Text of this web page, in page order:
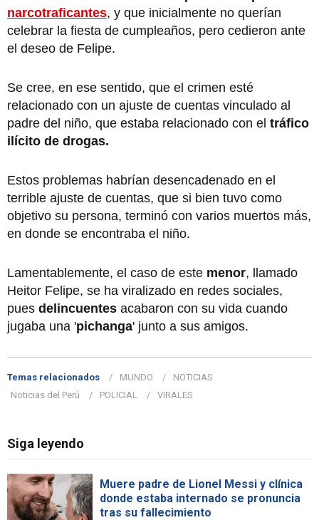
narcotraficantes, y que inicialmente no querían
celebrar la fiesta de cumpleaños, pero cedieron ante
el deseo de Felipe.
Se cree, en ese sentido, que el crimen esté
relacionado con un ajuste de cuentas vinculado al
padre del niño, que estaba relacionado con el tráfico
ilícito de drogas.
Estos problemas habrían desencadenado en el
terrible ajuste de cuentas, que si bien tuvo como
objetivo su persona, terminó con varios muertos más,
en donde se encontraba el niño.
Lamentablemente, el caso de este menor, llamado
Heitor Felipe, se ha viralizado en redes sociales,
pues delincuentes acabaron con su vida cuando
jugaba una 'pichanga' junto a sus amigos.
Temas relacionados MUNDO
NOTICIAS
Noticias del Perú
POLICIAL VIRALES
Siga leyendo
Muere padre de Lionel Messi y clínica
donde estaba internado se pronuncia
tras su fallecimiento